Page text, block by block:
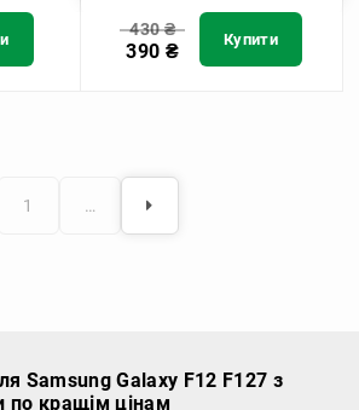
430₴
390 ₴ Купити
1 …
Samsung Galaxy F12 F127 з
по кращім цінам